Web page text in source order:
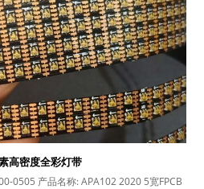
高密度全彩灯带
0505 产品名称: APA102 2020 5宽FPCB